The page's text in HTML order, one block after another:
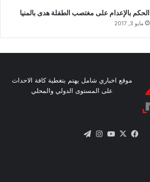
الحكم بالإعدام على مغتصب الطفلة هدى بالمنيا
مايو 3, 2017
موقع اخباري شامل يهتم بتغطية كافة الاحداث
على المستوى الدولي والمحلي
فيسبوك
X يوتيوبانستقرام